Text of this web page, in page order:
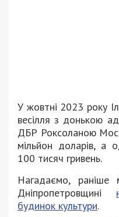
У жовтні 2023 року
весілля з донькою
ДБР Роксоланою
мільйон доларів, а
100 тисяч гривень.
Нагадаємо,
Дніпропетровщині
будинок культури.